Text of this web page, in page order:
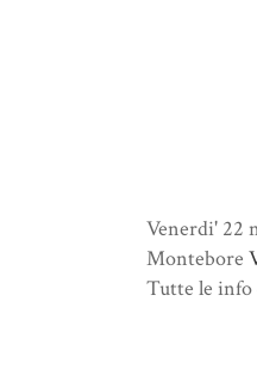
Venerdi' 22
Montebore
Tutte le info